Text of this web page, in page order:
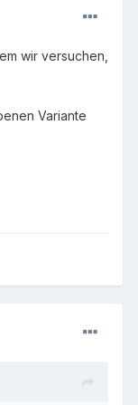
wir versuchen,
Variante